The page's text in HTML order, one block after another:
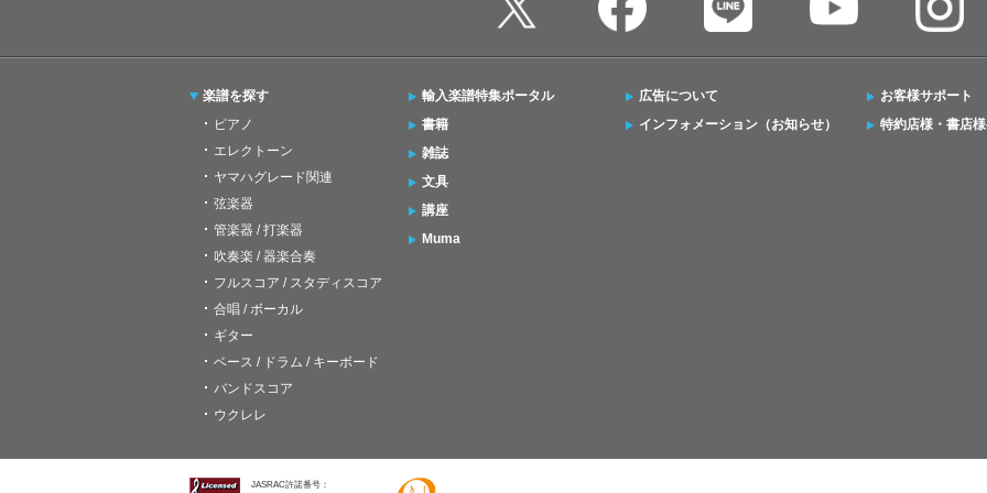
楽譜を探す
ピアノ
エレクトーン
ヤマハグレード関連
弦楽器
管楽器 / 打楽器
吹奏楽 / 器楽合奏
フルスコア / スタディスコア
合唱 / ボーカル
ギター
ベース / ドラム / キーボード
バンドスコア
ウクレレ
輸入楽譜特集ポータル
書籍
雑誌
文具
講座
Muma
広告について
インフォメーション（お知らせ）
お客様サポート
特約店様・書店
JASRAC許諾番号：